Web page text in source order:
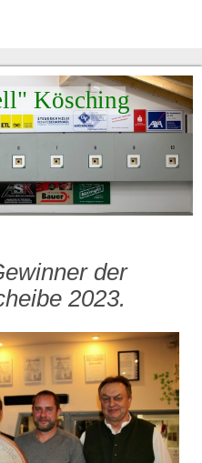
Kösching
der
2023.